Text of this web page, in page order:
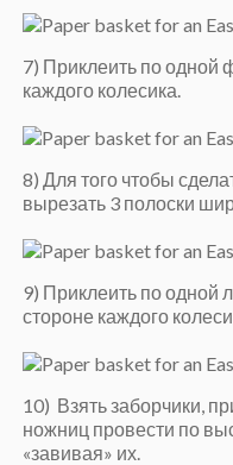
7) Приклеить по одной
каждого колесика.
8) Для того чтобы
вырезать 3 полоски
9) Приклеить по одной
стороне каждого
10) Взять заборчики,
ножниц провести по
«завивая» их.